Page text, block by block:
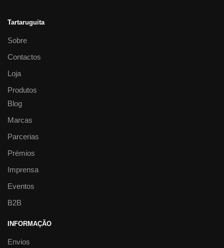
Tartaruguita
Sobre
Contactos
Loja
Produtos
Blog
Marcas
Parcerias
Prémios
Imprensa
Eventos
B2B
INFORMAÇÃO
Envios